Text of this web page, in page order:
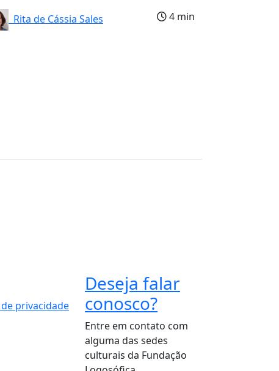
Rita de Cássia Sales
4 min
privacidade
Deseja falar
conosco?
Entre em contato com
alguma das sedes
culturais da Fundação